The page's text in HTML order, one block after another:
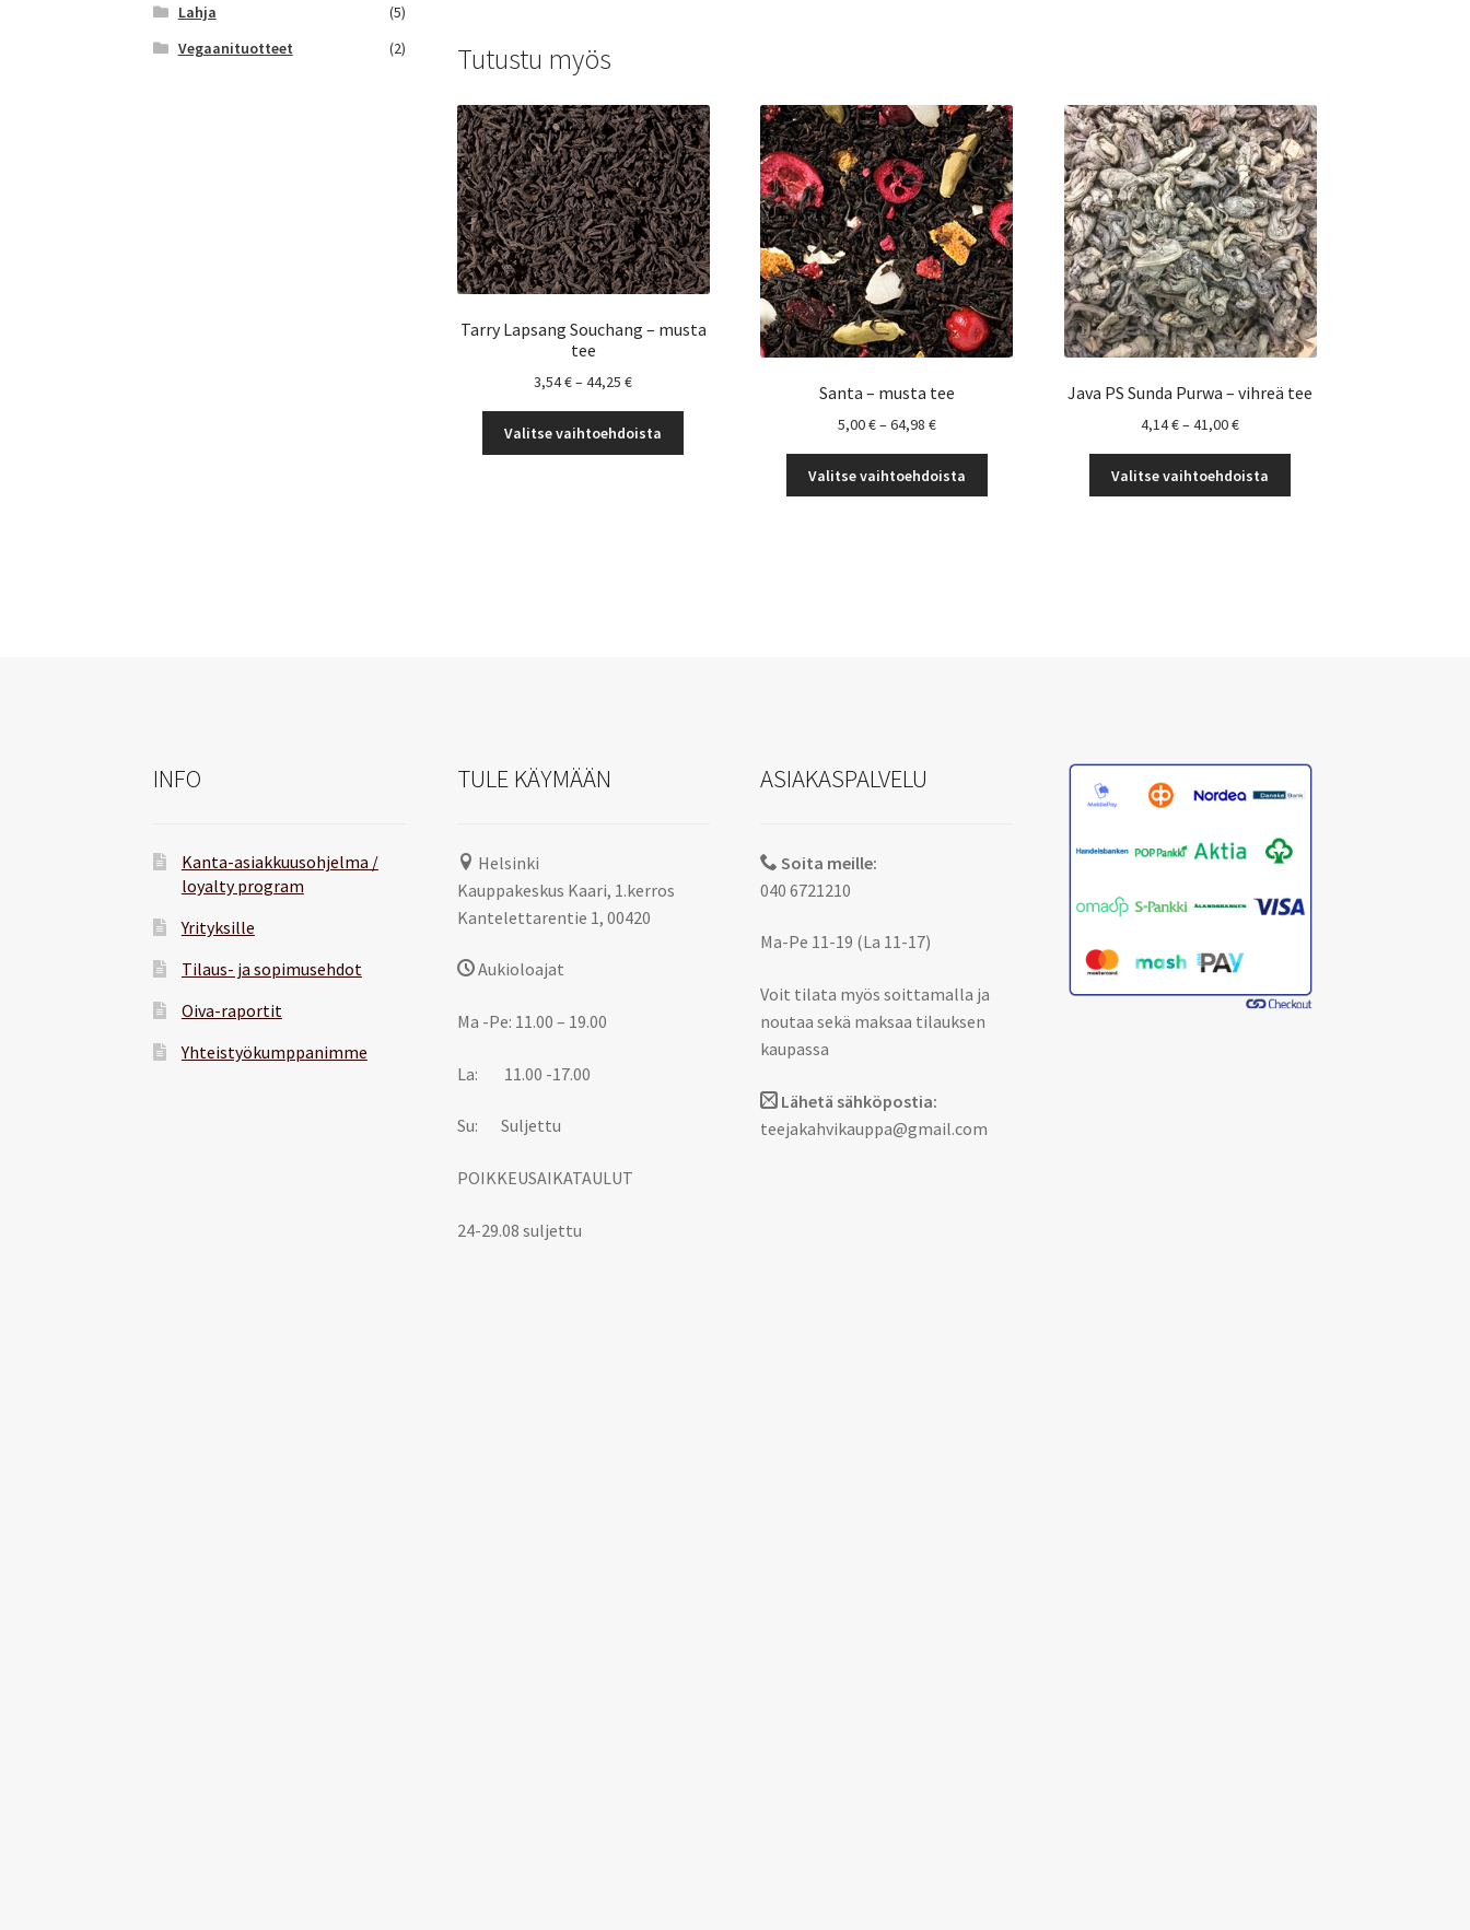
Tutustu myös
Tarry Lapsang Souchang – musta
tee
3,54€–44,25€Hintaluokka:
-
44,25 €
Valitse vaihtoehdoista
Santa – musta tee
5,00€–64,98 €Hintaluokka:
-
64,98 €
Valitse vaihtoehdoista
Java PS Sunda Purwa – vihreä tee
4,14€–41,00€Hintaluokka:
-
41,00 €
Valitse vaihtoehdoista
Lahja
(5)
Vegaanituotteet
(2)
INFO
Kanta-asiakkuusohjelma /
loyalty program
Yrityksille
Tilaus- ja sopimusehdot
Oiva-raportit
Yhteistyökumppanimme
TULE KÄYMÄÄN
Helsinki
Kauppakeskus Kaari, 1.kerros
Kantelettarentie 1, 00420
Aukioloajat
Ma -Pe: 11.00 – 19.00
La: 11.00 -17.00
Su: Suljettu
POIKKEUSAIKATAULUT
24-29.08 suljettu
ASIAKASPALVELU
Soita meille:
040 6721210
Ma-Pe 11-19 (La 11-17)
Voit tilata myös soittamalla ja
noutaa sekä maksaa tilauksen
kaupassa
Lähetä sähköpostia:
teejakahvikauppa@gmail.com